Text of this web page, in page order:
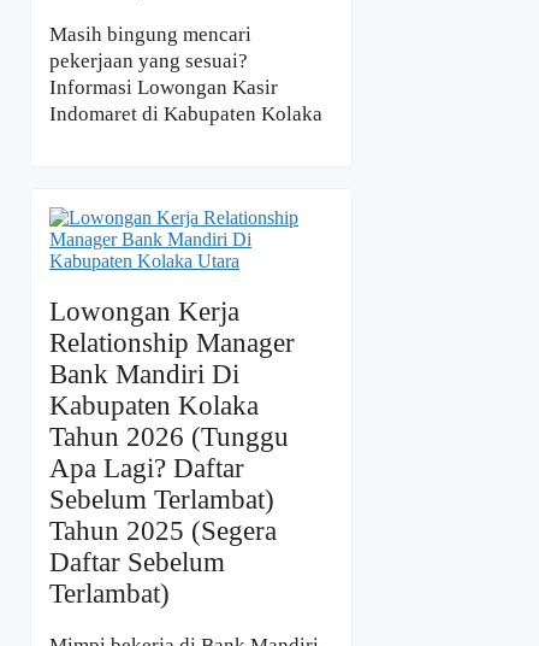
Masih bingung mencari
pekerjaan yang sesuai?
Informasi Lowongan Kasir
Indomaret di Kabupaten Kolaka
Lowongan Kerja
Relationship Manager
Bank Mandiri Di
Kabupaten Kolaka
Tahun 2026 (Tunggu
Apa Lagi? Daftar
Sebelum Terlambat)
Tahun 2025 (Segera
Daftar Sebelum
Terlambat)